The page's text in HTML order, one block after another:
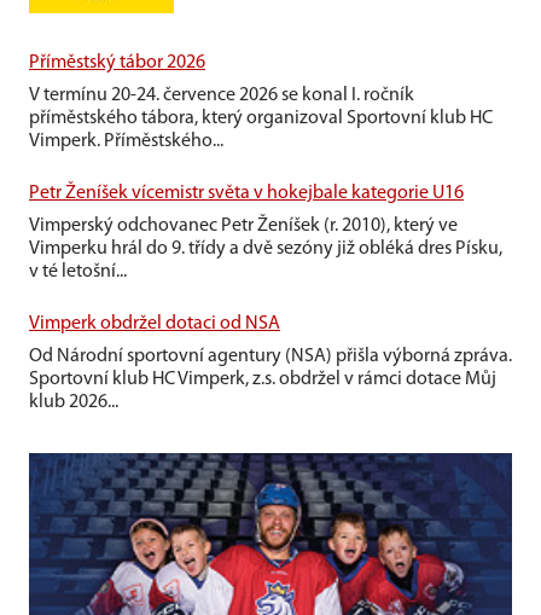
Příměstský tábor 2026
V termínu 20-24. července 2026 se konal I. ročník
příměstského tábora, který organizoval Sportovní klub HC
Vimperk. Příměstského...
Petr Ženíšek vícemistr světa v hokejbale kategorie U16
Vimperský odchovanec Petr Ženíšek (r. 2010), který ve
Vimperku hrál do 9. třídy a dvě sezóny již obléká dres Písku,
v té letošní...
Vimperk obdržel dotaci od NSA
Od Národní sportovní agentury (NSA) přišla výborná zpráva.
Sportovní klub HC Vimperk, z.s. obdržel v rámci dotace Můj
klub 2026...